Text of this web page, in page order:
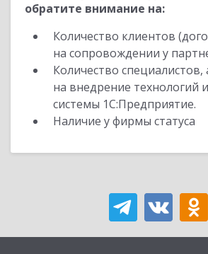
обратите внимание на:
Количество клиентов
на сопровождении у
Количество
на внедрение технологий
системы 1С:Предприятие.
Наличие у фирмы статуса